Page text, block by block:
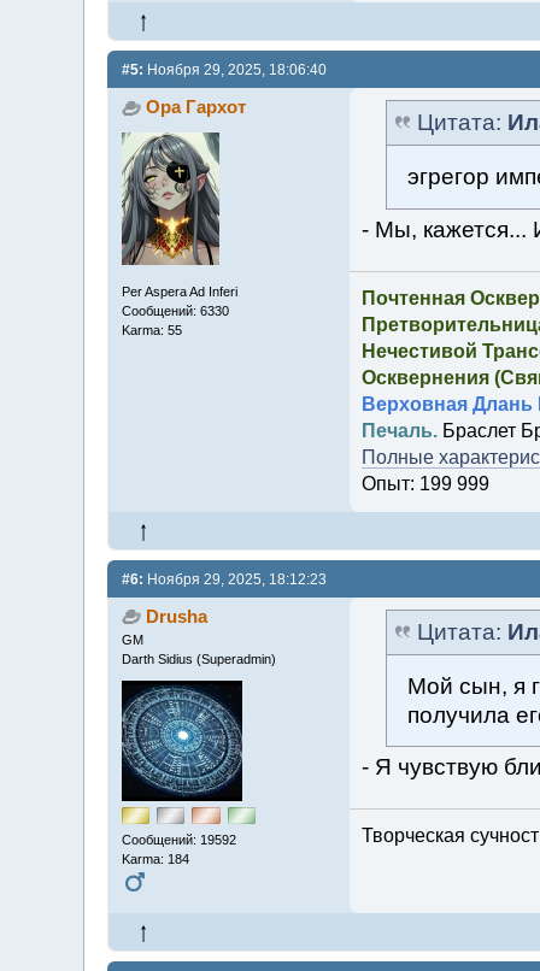
#5: Ноября 29, 2025, 18:06:40
Ора Гархот
Per Aspera Ad Inferi
Сообщений: 6330
Karma: 55
Цитата:
эгрегор
- Мы, кажется...
Почтенная
Нечестивой
Осквернения
Верховная Длань
Печаль.Браслет
Полные
Опыт: 199 999
#6: Ноября 29, 2025, 18:12:23
Drusha
GM
Darth Sidius (Superadmin)
Сообщений: 19592
Karma: 184
Цитата:
Мой сын, я
получила
- Я чувствую
Творческая